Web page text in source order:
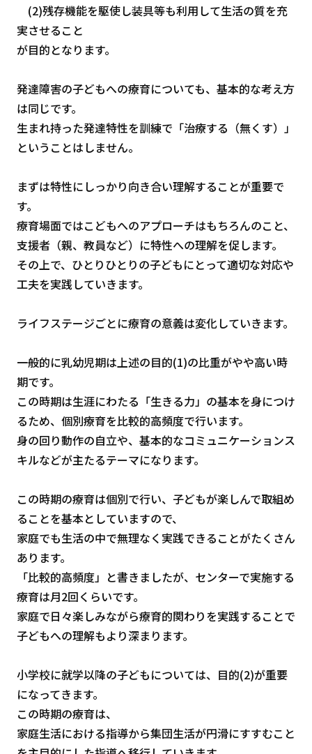
(2)残存機能を駆使し装具等も利用して生活の質を充
実させること
が目的となります。
発達障害の子どもへの療育についても、基本的な考え方
は同じです。
生まれ持った発達特性を訓練で「治療する（無くす）」
ということはしません。
まずは特性にしっかり向き合い理解することが重要で
す。
療育場面ではこどもへのアプローチはもちろんのこと、
支援者（親、教員など）に特性への理解を促します。
その上で、ひとりひとりの子どもにとって適切な対応や
工夫を実践していきます。
ライフステージごとに療育の意義は変化していきます。
一般的に乳幼児期は上述の目的(1)の比重がやや高い時
期です。
この時期は生涯にわたる「生きる力」の基本を身につけ
るため、個別療育を比較的高頻度で行います。
身の回り動作の自立や、基本的なコミュニケーションス
キルなどが主たるテーマになります。
この時期の療育は個別で行い、子どもが楽しんで取組め
ることを基本としていますので、
家庭でも生活の中で無理なく実践できることがたくさん
あります。
「比較的高頻度」と書きましたが、センターで実施する
療育は月2回くらいです。
家庭で日々楽しみながら療育的関わりを実践することで
子どもへの理解もより深まります。
小学校に就学以降の子どもについては、目的(2)が重要
になってきます。
この時期の療育は、
家庭生活における指導から集団生活が円滑にすすむこと